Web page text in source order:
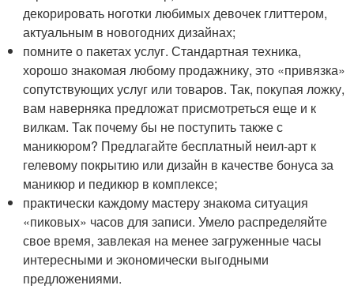
декорировать ноготки любимых девочек глиттером,
актуальным в новогодних дизайнах;
помните о пакетах услуг. Стандартная техника,
хорошо знакомая любому продажнику, это «привязка»
сопутствующих услуг или товаров. Так, покупая ложку,
вам наверняка предложат присмотреться еще и к
вилкам. Так почему бы не поступить также с
маникюром? Предлагайте бесплатный неил-арт к
гелевому покрытию или дизайн в качестве бонуса за
маникюр и педикюр в комплексе;
практически каждому мастеру знакома ситуация
«пиковых» часов для записи. Умело распределяйте
свое время, завлекая на менее загруженные часы
интересными и экономически выгодными
предложениями.